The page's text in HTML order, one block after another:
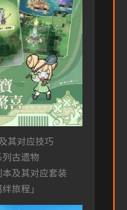
其对应技巧
古遗物
及其对应套装
旅程」